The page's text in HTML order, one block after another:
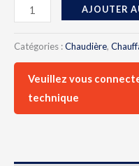
AJOUTER
Catégories :Chaudière,
Veuillez vous
technique